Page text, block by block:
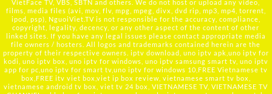
VietFace TV, VBS, SBTN and others. We do not host or upload any video,
films, media files (avi, mov, flv, mpg, mpeg, divx, dvd rip, mp3, mp4, torrent,
ipod, psp), NguoiViet.TV is not responsible for the accuracy, compliance,
copyright, legality, decency, or any other aspect of the content of other
linked sites. If you have any legal issues please contact appropriate media
file owners / hosters. All logos and trademarks contained herein are the
property of their respective owners. iptv download, uno iptv apk,uno iptv for
kodi, uno iptv box, uno iptv for windows, uno iptv samsung smart tv, uno iptv
app for pc,uno iptv for smart tv,uno iptv for windows 10,FREE Vietnamese tv
box,FREE itv viet box,viet ip box review, vietnamese smart tv box,
vietnamese android tv box, viet tv 24 box, VIETNAMESE TV, VIETNAMESE TV